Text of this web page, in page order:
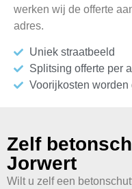
werken wij de offerte
adres.
Uniek straatbeeld
Splitsing offerte per
Voorijkosten worden
Zelf
Jorwert
Wilt u zelf een